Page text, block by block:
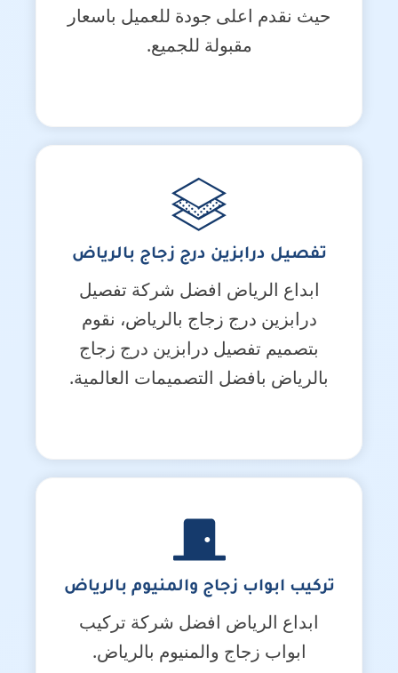
حيث نقدم اعلى جودة للعميل باسعار
مقبولة للجميع.
تفصيل درابزين درج زجاج بالرياض
ابداع الرياض افضل شركة تفصيل
درابزين درج زجاج بالرياض، نقوم
بتصميم تفصيل درابزين درج زجاج
بالرياض بافضل التصميمات العالمية.
تركيب ابواب زجاج والمنيوم بالرياض
ابداع الرياض افضل شركة تركيب
ابواب زجاج والمنيوم بالرياض.